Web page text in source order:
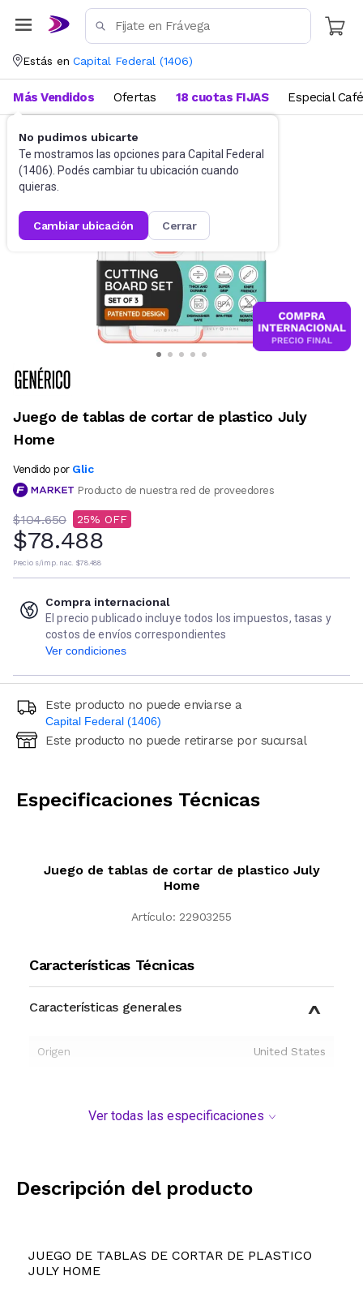
Estás en Capital Federal (1406)
No pudimos ubicarte
Te mostramos las opciones para Capital Federal
(1406). Podés cambiar tu ubicación cuando
quieras.
cambiar ubicación cerrar
Más Vendidos Ofertas 18 cuotas FIJAS Especial Café
Utensilios de cocina
Juego de tablas de cortar de plastico July
Home
Vendido por Glic
Producto de nuestra red de proveedores
$104.650 25
$78.488
Precio s/imp. nac. $78.488
Compra internacional
El precio publicado incluye todos los impuestos, tasas y
costos de envíos correspondientes
Ver condiciones
Este producto no puede enviarse a
Capital Federal (1406)
Ingresá código postal (sólo números)
Este producto no puede retirarse por sucursal
Especificaciones Técnicas
Juego de tablas de cortar de plastico July
Home
Artículo: 22903255
Características Técnicas
Características generales
Origen United States
Ver todas las especificaciones
Descripción del producto
JUEGO DE TABLAS DE CORTAR DE PLASTICO
JULY HOME